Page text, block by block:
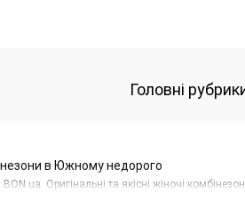
Головні
в Южному недорого
Оригінальні та якісні жіночі